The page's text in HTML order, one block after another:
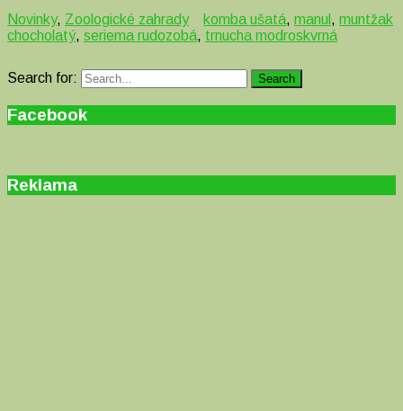
Novinky, Zoologické zahrady komba ušatá, manul , muntžak
chocholatý, seriema rudozobá, trnucha modroskvrná
Search for: Search
Facebook
Reklama